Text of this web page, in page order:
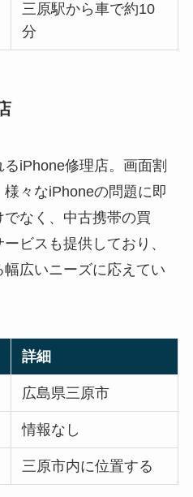
三原駅から車で約10
分
iPhone修理店。画面割
々なiPhoneの問題に即
なく、中古携帯の買
ビスも提供しており、
広いニーズに応えてい
詳細
広島県三原市
情報なし
三原市内に位置する